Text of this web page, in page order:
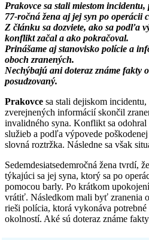
Prakovce sa stali miestom
77-ročná žena aj jej syn po operácii
Z článku sa dozviete, ako sa podľa
konflikt začal a ako pokračoval.
Prinášame aj stanovisko polície a
oboch zranených.
Nechýbajú ani doteraz známe fakty
posudzovaný.
Prakovce sa stali dejiskom
zverejnených informácií skončil
invalidného syna. Konflikt sa
služieb a podľa výpovede
slovná roztržka. Následne sa však
Sedemdesiatsedemročná žena tvrdí,
týkajúci sa jej syna, ktorý sa po
pomocou barly. Po krátkom
vrátiť. Následkom mali byť zranenia
rieši polícia, ktorá vykonáva
okolností. Aké sú doteraz známe